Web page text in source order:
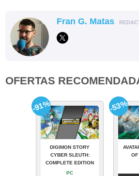
Fran G. Matas
OFERTAS
DIGIMON STORY
CYBER SLEUTH:
COMPLETE EDITION
PC
-91%
OF
-53%